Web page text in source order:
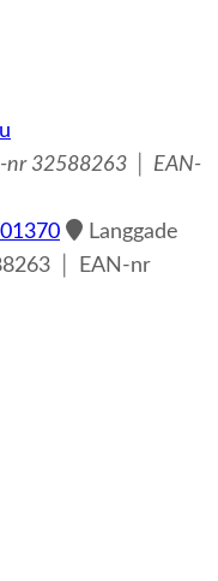
nr 32588263 │ EAN-
Langgade
│ EAN-nr
og sent
psykiske lidelser